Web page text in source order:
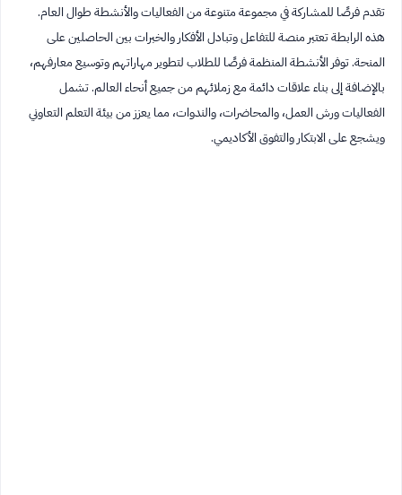
تقدم فرصًا للمشاركة في مجموعة متنوعة من الفعاليات والأنشطة طوال العام.
هذه الرابطة تعتبر منصة للتفاعل وتبادل الأفكار والخبرات بين الحاصلين على
المنحة. توفر الأنشطة المنظمة فرصًا للطلاب لتطوير مهاراتهم وتوسيع معارفهم،
بالإضافة إلى بناء علاقات دائمة مع زملائهم من جميع أنحاء العالم. تشمل
الفعاليات ورش العمل، والمحاضرات، والندوات، مما يعزز من بيئة التعلم التعاوني
ويشجع على الابتكار والتفوق الأكاديمي.